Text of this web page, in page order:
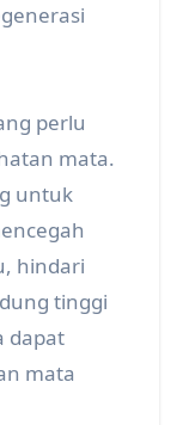
perlu
mata.
untuk
hindari
tinggi
dapat
mata